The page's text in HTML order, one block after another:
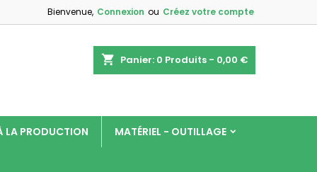
Bienvenue, Connexion ou Créez votre compte
shopping_cart Panier: 0 Produits - 0,00 €
LA PRODUCTION MATÉRIEL - OUTILLAGE